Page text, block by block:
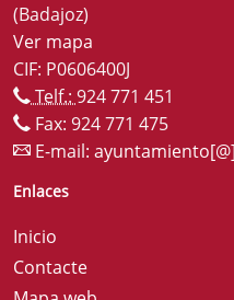
(Badajoz)
Ver mapa
CIF: P0606400J
Telf.: 924 771 451
Fax: 924 771 475
E-mail:
Enlaces
Inicio
Contacte